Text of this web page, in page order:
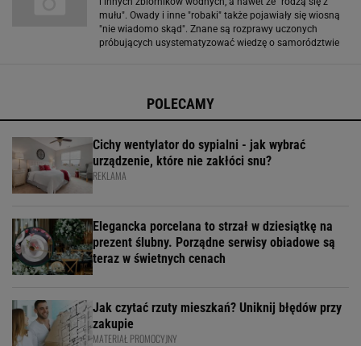
mułu". Owady i inne "robaki" także pojawiały się wiosną
"nie wiadomo skąd". Znane są rozprawy uczonych
próbujących usystematyzować wiedzę o samorództwie
POLECAMY
Cichy wentylator do sypialni - jak wybrać
urządzenie, które nie zakłóci snu?
REKLAMA
Elegancka porcelana to strzał w dziesiątkę na
prezent ślubny. Porządne serwisy obiadowe są
teraz w świetnych cenach
Jak czytać rzuty mieszkań? Uniknij błędów przy
zakupie
MATERIAŁ PROMOCYJNY